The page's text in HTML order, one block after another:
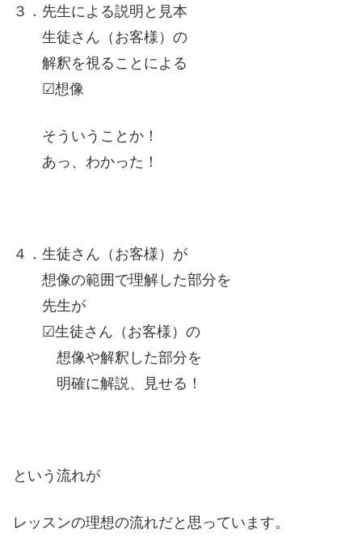
３．先生による説明と見本
生徒さん（お客様）の
解釈を視ることによる
☑想像
そういうことか！
あっ、わかった！
４．生徒さん（お客様）が
想像の範囲で理解した部分を
先生が
☑生徒さん（お客様）の
想像や解釈した部分を
明確に解説、見せる！
という流れが
レッスンの理想の流れだと思っています。